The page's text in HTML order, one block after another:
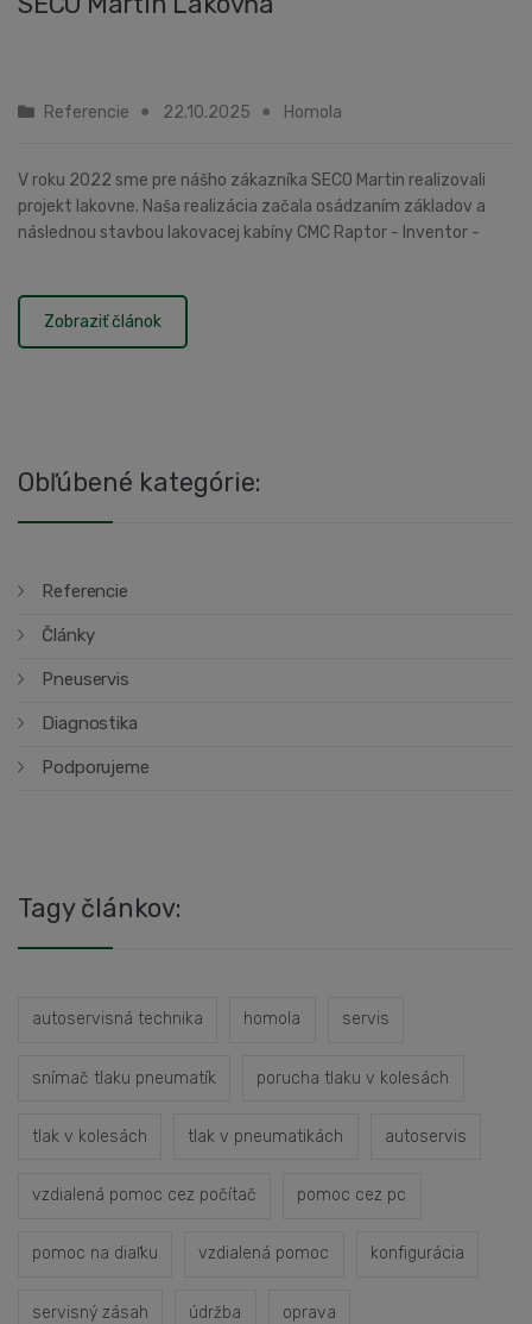
Referencie 22.10.2025 Homola
V roku 2022 sme pre nášho zákazníka SECO Martin realizovali
projekt lakovne. Naša realizácia začala osádzaním základov a
následnou stavbou lakovacej kabíny CMC Raptor - Inventor -
Zobraziť článok
Obľúbené kategórie:
Referencie
Články
Pneuservis
Diagnostika
Podporujeme
Tagy článkov:
autoservisná technika homola servis
snímač tlaku pneumatík porucha tlaku v kolesách
tlak v kolesách tlak v pneumatikách autoservis
vzdialená pomoc cez počítač pomoc cez pc
pomoc na diaľku vzdialená pomoc konfigurácia
servisný zásah údržba oprava